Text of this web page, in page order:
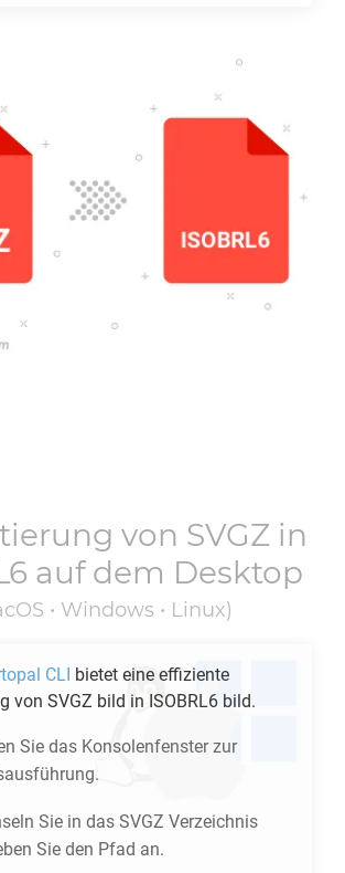
von SVGZin
auf dem Desktop
• Windows • Linux)
CLI bietet eine effiziente
von SVGZ bild in ISOBRL6 bild.
Sie das Konsolenfenster zur
Sie in das SVGZ Verzeichnis
Sie den Pfad an.